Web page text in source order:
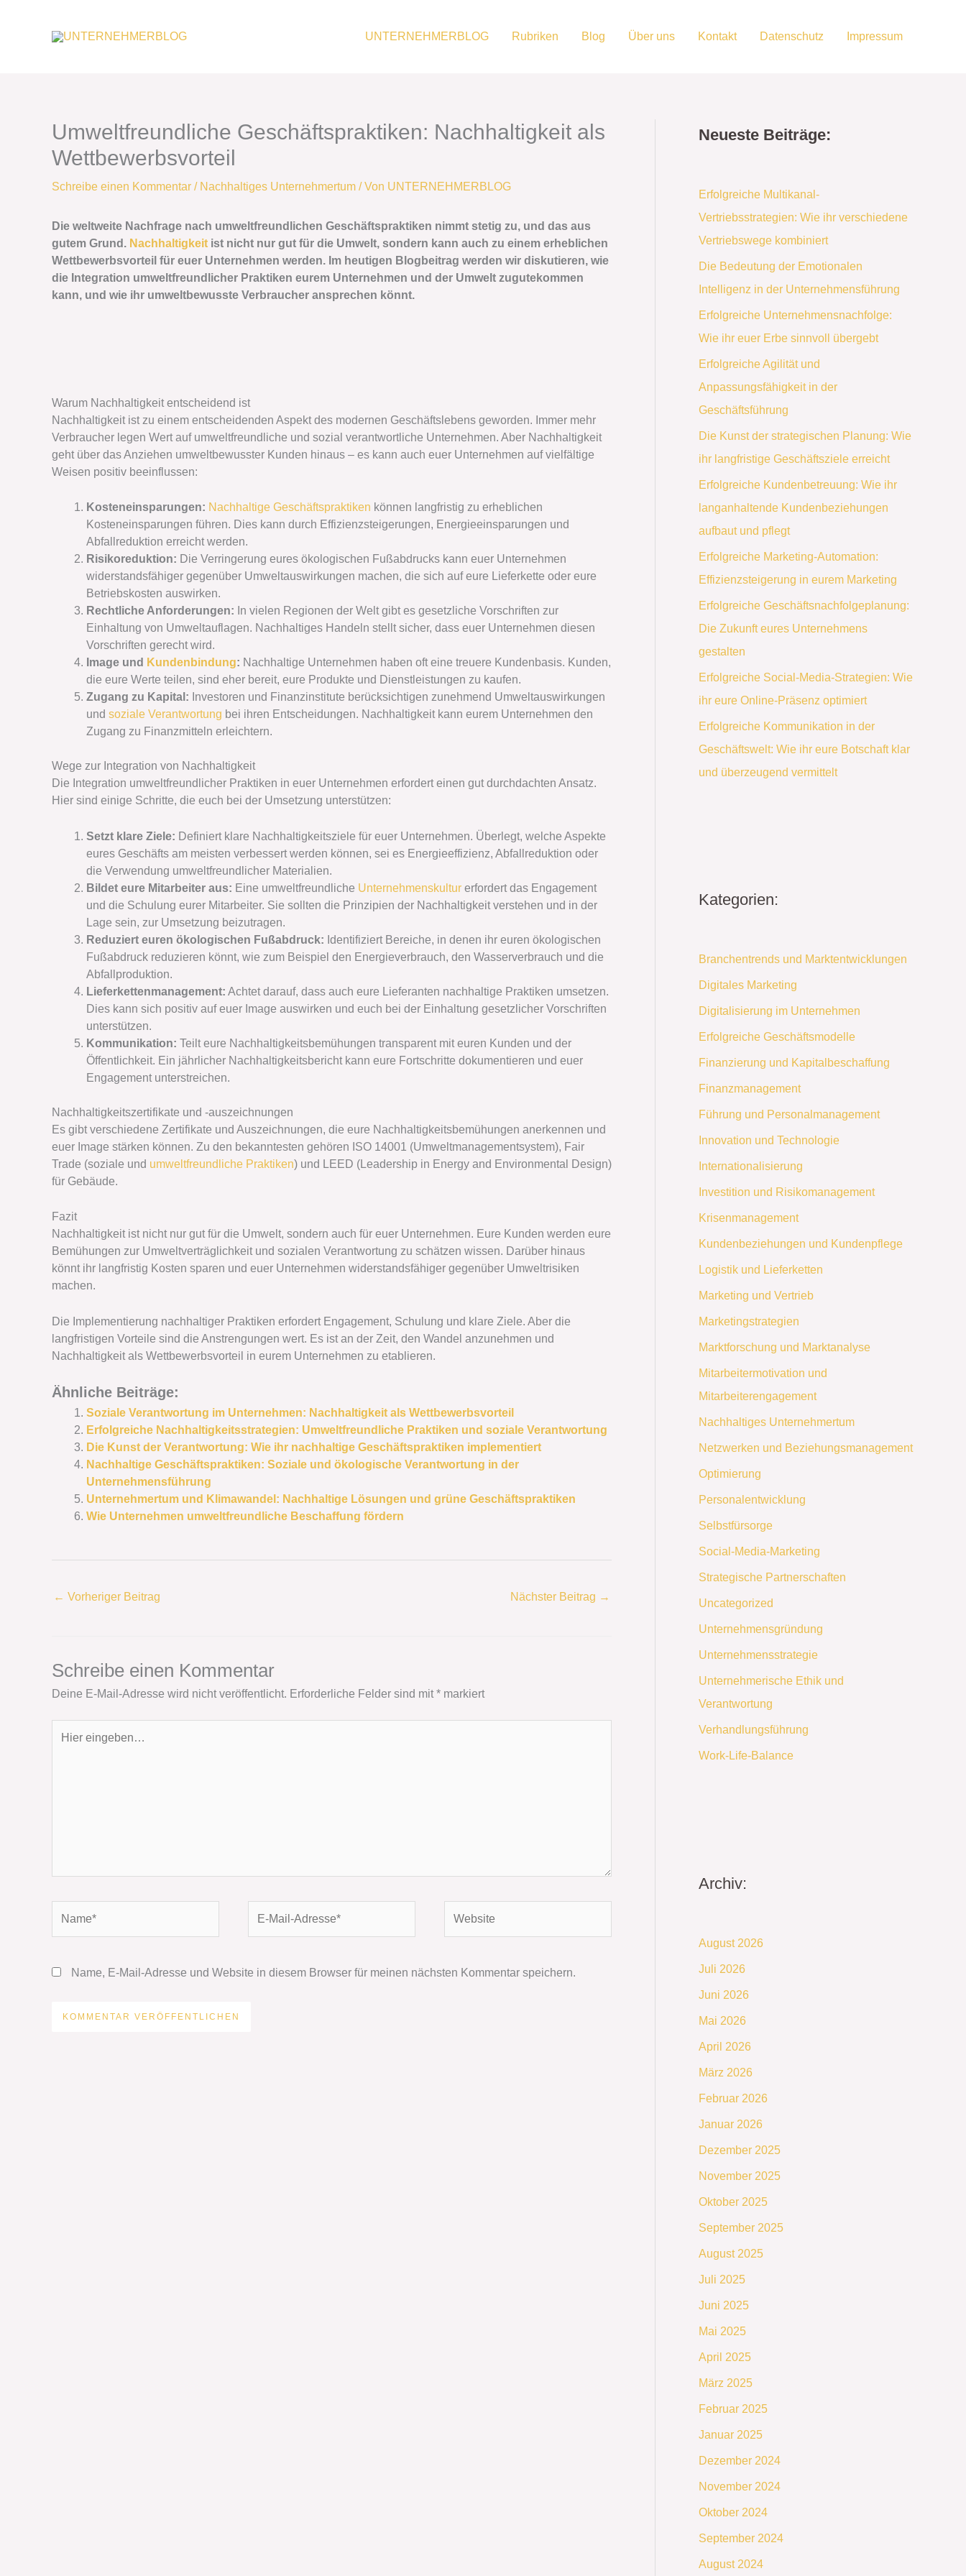
UNTERNEHMERBLOG Rubriken Blog Über uns Kontakt Datenschutz Impressum
Umweltfreundliche Geschäftspraktiken: Nachhaltigkeit als
Wettbewerbsvorteil
Schreibe einen Kommentar / Nachhaltiges Unternehmertum / Von UNTERNEHMERBLOG
Die weltweite Nachfrage nach umweltfreundlichen Geschäftspraktiken nimmt stetig zu, und das aus
gutem Grund. Nachhaltigkeit ist nicht nur gut für die Umwelt, sondern kann auch zu einem erheblichen
Wettbewerbsvorteil für euer Unternehmen werden. Im heutigen Blogbeitrag werden wir diskutieren, wie
die Integration umweltfreundlicher Praktiken eurem Unternehmen und der Umwelt zugutekommen
kann, und wie ihr umweltbewusste Verbraucher ansprechen könnt.
Warum Nachhaltigkeit entscheidend ist
Nachhaltigkeit ist zu einem entscheidenden Aspekt des modernen Geschäftslebens geworden. Immer mehr
Verbraucher legen Wert auf umweltfreundliche und sozial verantwortliche Unternehmen. Aber Nachhaltigkeit
geht über das Anziehen umweltbewusster Kunden hinaus – es kann auch euer Unternehmen auf vielfältige
Weisen positiv beeinflussen:
Kosteneinsparungen: Nachhaltige Geschäftspraktiken können langfristig zu erheblichen
Kosteneinsparungen führen. Dies kann durch Effizienzsteigerungen, Energieeinsparungen und
Abfallreduktion erreicht werden.
Risikoreduktion: Die Verringerung eures ökologischen Fußabdrucks kann euer Unternehmen
widerstandsfähiger gegenüber Umweltauswirkungen machen, die sich auf eure Lieferkette oder eure
Betriebskosten auswirken.
Rechtliche Anforderungen: In vielen Regionen der Welt gibt es gesetzliche Vorschriften zur
Einhaltung von Umweltauflagen. Nachhaltiges Handeln stellt sicher, dass euer Unternehmen diesen
Vorschriften gerecht wird.
Image und Kundenbindung: Nachhaltige Unternehmen haben oft eine treuere Kundenbasis. Kunden,
die eure Werte teilen, sind eher bereit, eure Produkte und Dienstleistungen zu kaufen.
Zugang zu Kapital: Investoren und Finanzinstitute berücksichtigen zunehmend Umweltauswirkungen
und soziale Verantwortung bei ihren Entscheidungen. Nachhaltigkeit kann eurem Unternehmen den
Zugang zu Finanzmitteln erleichtern.
Wege zur Integration von Nachhaltigkeit
Die Integration umweltfreundlicher Praktiken in euer Unternehmen erfordert einen gut durchdachten Ansatz.
Hier sind einige Schritte, die euch bei der Umsetzung unterstützen:
Setzt klare Ziele: Definiert klare Nachhaltigkeitsziele für euer Unternehmen. Überlegt, welche Aspekte
eures Geschäfts am meisten verbessert werden können, sei es Energieeffizienz, Abfallreduktion oder
die Verwendung umweltfreundlicher Materialien.
Bildet eure Mitarbeiter aus: Eine umweltfreundliche Unternehmenskultur erfordert das Engagement
und die Schulung eurer Mitarbeiter. Sie sollten die Prinzipien der Nachhaltigkeit verstehen und in der
Lage sein, zur Umsetzung beizutragen.
Reduziert euren ökologischen Fußabdruck: Identifiziert Bereiche, in denen ihr euren ökologischen
Fußabdruck reduzieren könnt, wie zum Beispiel den Energieverbrauch, den Wasserverbrauch und die
Abfallproduktion.
Lieferkettenmanagement: Achtet darauf, dass auch eure Lieferanten nachhaltige Praktiken umsetzen.
Dies kann sich positiv auf euer Image auswirken und euch bei der Einhaltung gesetzlicher Vorschriften
unterstützen.
Kommunikation: Teilt eure Nachhaltigkeitsbemühungen transparent mit euren Kunden und der
Öffentlichkeit. Ein jährlicher Nachhaltigkeitsbericht kann eure Fortschritte dokumentieren und euer
Engagement unterstreichen.
Nachhaltigkeitszertifikate und -auszeichnungen
Es gibt verschiedene Zertifikate und Auszeichnungen, die eure Nachhaltigkeitsbemühungen anerkennen und
euer Image stärken können. Zu den bekanntesten gehören ISO 14001 (Umweltmanagementsystem), Fair
Trade (soziale und umweltfreundliche Praktiken) und LEED (Leadership in Energy and Environmental Design)
für Gebäude.
Fazit
Nachhaltigkeit ist nicht nur gut für die Umwelt, sondern auch für euer Unternehmen. Eure Kunden werden eure
Bemühungen zur Umweltverträglichkeit und sozialen Verantwortung zu schätzen wissen. Darüber hinaus
könnt ihr langfristig Kosten sparen und euer Unternehmen widerstandsfähiger gegenüber Umweltrisiken
machen.
Die Implementierung nachhaltiger Praktiken erfordert Engagement, Schulung und klare Ziele. Aber die
langfristigen Vorteile sind die Anstrengungen wert. Es ist an der Zeit, den Wandel anzunehmen und
Nachhaltigkeit als Wettbewerbsvorteil in eurem Unternehmen zu etablieren.
Ähnliche Beiträge:
Soziale Verantwortung im Unternehmen: Nachhaltigkeit als Wettbewerbsvorteil
Erfolgreiche Nachhaltigkeitsstrategien: Umweltfreundliche Praktiken und soziale Verantwortung
Die Kunst der Verantwortung: Wie ihr nachhaltige Geschäftspraktiken implementiert
Nachhaltige Geschäftspraktiken: Soziale und ökologische Verantwortung in der
Unternehmensführung
Unternehmertum und Klimawandel: Nachhaltige Lösungen und grüne Geschäftspraktiken
Wie Unternehmen umweltfreundliche Beschaffung fördern
← Vorheriger Beitrag Nächster Beitrag →
Schreibe einen Kommentar
Deine E-Mail-Adresse wird nicht veröffentlicht. Erforderliche Felder sind mit * markiert
eingeben…
Mail-
Name, E-Mail-Adresse und Website in diesem Browser für meinen nächsten Kommentar speichern.
Neueste Beiträge:
Erfolgreiche Multikanal-
Vertriebsstrategien: Wie ihr verschiedene
Vertriebswege kombiniert
Die Bedeutung der Emotionalen
Intelligenz in der Unternehmensführung
Erfolgreiche Unternehmensnachfolge:
Wie ihr euer Erbe sinnvoll übergebt
Erfolgreiche Agilität und
Anpassungsfähigkeit in der
Geschäftsführung
Die Kunst der strategischen Planung: Wie
ihr langfristige Geschäftsziele erreicht
Erfolgreiche Kundenbetreuung: Wie ihr
langanhaltende Kundenbeziehungen
aufbaut und pflegt
Erfolgreiche Marketing-Automation:
Effizienzsteigerung in eurem Marketing
Erfolgreiche Geschäftsnachfolgeplanung:
Die Zukunft eures Unternehmens
gestalten
Erfolgreiche Social-Media-Strategien: Wie
ihr eure Online-Präsenz optimiert
Erfolgreiche Kommunikation in der
Geschäftswelt: Wie ihr eure Botschaft klar
und überzeugend vermittelt
Kategorien:
Branchentrends und Marktentwicklungen
Digitales Marketing
Digitalisierung im Unternehmen
Erfolgreiche Geschäftsmodelle
Finanzierung und Kapitalbeschaffung
Finanzmanagement
Führung und Personalmanagement
Innovation und Technologie
Internationalisierung
Investition und Risikomanagement
Krisenmanagement
Kundenbeziehungen und Kundenpflege
Logistik und Lieferketten
Marketing und Vertrieb
Marketingstrategien
Marktforschung und Marktanalyse
Mitarbeitermotivation und
Mitarbeiterengagement
Nachhaltiges Unternehmertum
Netzwerken und Beziehungsmanagement
Optimierung
Personalentwicklung
Selbstfürsorge
Social-Media-Marketing
Strategische Partnerschaften
Uncategorized
Unternehmensgründung
Unternehmensstrategie
Unternehmerische Ethik und
Verantwortung
Verhandlungsführung
Work-Life-Balance
Archiv:
August 2026
Juli 2026
Juni 2026
Mai 2026
April 2026
März 2026
Februar 2026
Januar 2026
Dezember 2025
November 2025
Oktober 2025
September 2025
August 2025
Juli 2025
Juni 2025
Mai 2025
April 2025
März 2025
Februar 2025
Januar 2025
Dezember 2024
November 2024
Oktober 2024
September 2024
August 2024